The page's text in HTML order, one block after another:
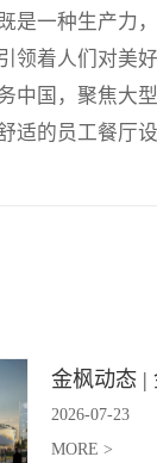
是一种生产力
领着人们对美
中国，聚焦大
适的员工餐厅设
2026-07-23
MORE >